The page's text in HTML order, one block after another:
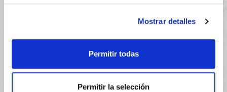
Mostrar detalles
Permitir todas
Permitir la selección
DIGITAL FLEX KIDS (1 UNIDAD)
- + Añadir